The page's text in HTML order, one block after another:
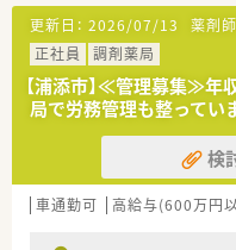
更新日： 2026/07/13 薬剤
正社員
調剤薬局
【浦添市】≪管理募集≫
局で労務管理も整ってい
検
車通勤可 高給与(600万円